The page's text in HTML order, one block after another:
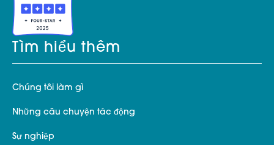
Tìm hiểu thêm
Chúng tôi làm gì
Những câu chuyện tác động
Sự nghiệp